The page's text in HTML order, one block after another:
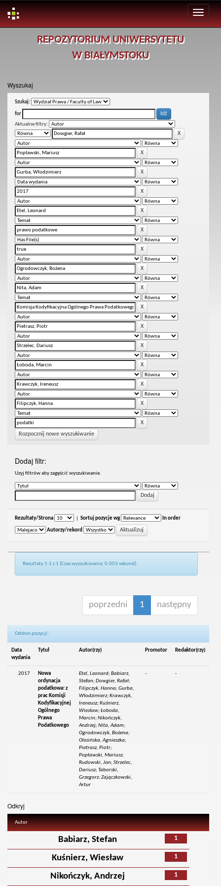
REPOZYTORIUM UNIWERSYTETU
W BIAŁYMSTOKU
Wyszukaj
Szukaj:
for
Aktualne filtry:
Rozpocznij nowe wyszukiwanie
Dodaj filtr:
Uzyj filtrów aby zagęścić wyszukiwanie.
Rezultaty/Strona Sortuj pozycje wg In order
Autorzy/rekord
Rezultaty 1-1 z 1 (Czas wyszukiwania: 0.003 sekund).
poprzedni 1 następny
Odsłon pozycji:
Data
wydania
Tytuł Autor(rzy) Promotor Redaktor(rzy)
2017
Nowa
ordynacja
podatkowa: z
prac Komisji
Kodyfikacyjnej
Ogólnego
Prawa
Podatkowego
Etel, Leonard; Babiarz,
Stefan; Dowgier, Rafał;
Filipczyk, Hanna; Gurba,
Włodzimierz; Krawczyk,
Ireneusz; Kuśnierz,
Wiesław; Łoboda,
Marcin; Nikończyk,
Andrzej; Nita, Adam;
Ogrodowczyk, Bożena;
Olesińska, Agnieszka;
Pietrasz, Piotr;
Popławski, Mariusz;
Rudowski, Jan; Strzelec,
Dariusz; Taborski,
Grzegorz; Zajączkowski,
Artur
- -
Odkryj
Autor
1
Babiarz, Stefan
1
Kuśnierz, Wiesław
1
Nikończyk, Andrzej